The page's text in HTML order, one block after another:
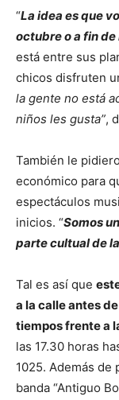
“La idea es que
octubre o a fin de
está entre sus
chicos disfruten
la gente no está
niños les gusta”,
También le
económico para
espectáculos
inicios. “Somos
parte cultual de
Tal es así que
a la calle antes
tiempos frente a
las 17.30 horas
1025. Además
banda “Antiguo